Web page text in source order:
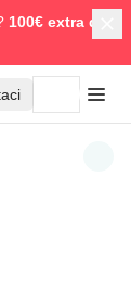
100€ extra di